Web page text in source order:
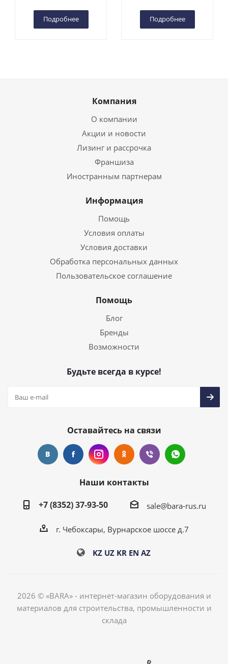
Подробнее Подробнее
Компания
О компании
Акции и новости
Лизинг и рассрочка
Франшиза
Иностранным партнерам
Информация
Помощь
Условия оплаты
Условия доставки
Обработка персональных данных
Пользовательское соглашение
Помощь
Блог
Бренды
Возможности
Будьте всегда в курсе!
Оставайтесь на связи
Наши контакты
+7 (8352) 37-93-50
sale@bara-rus.ru
г. Чебоксары, Вурнарское шоссе д.7
KZ UZ KR EN AZ
2026 © «BARA» - интернет-магазин оборудования и
материалов для строительства, промышленности и
склада